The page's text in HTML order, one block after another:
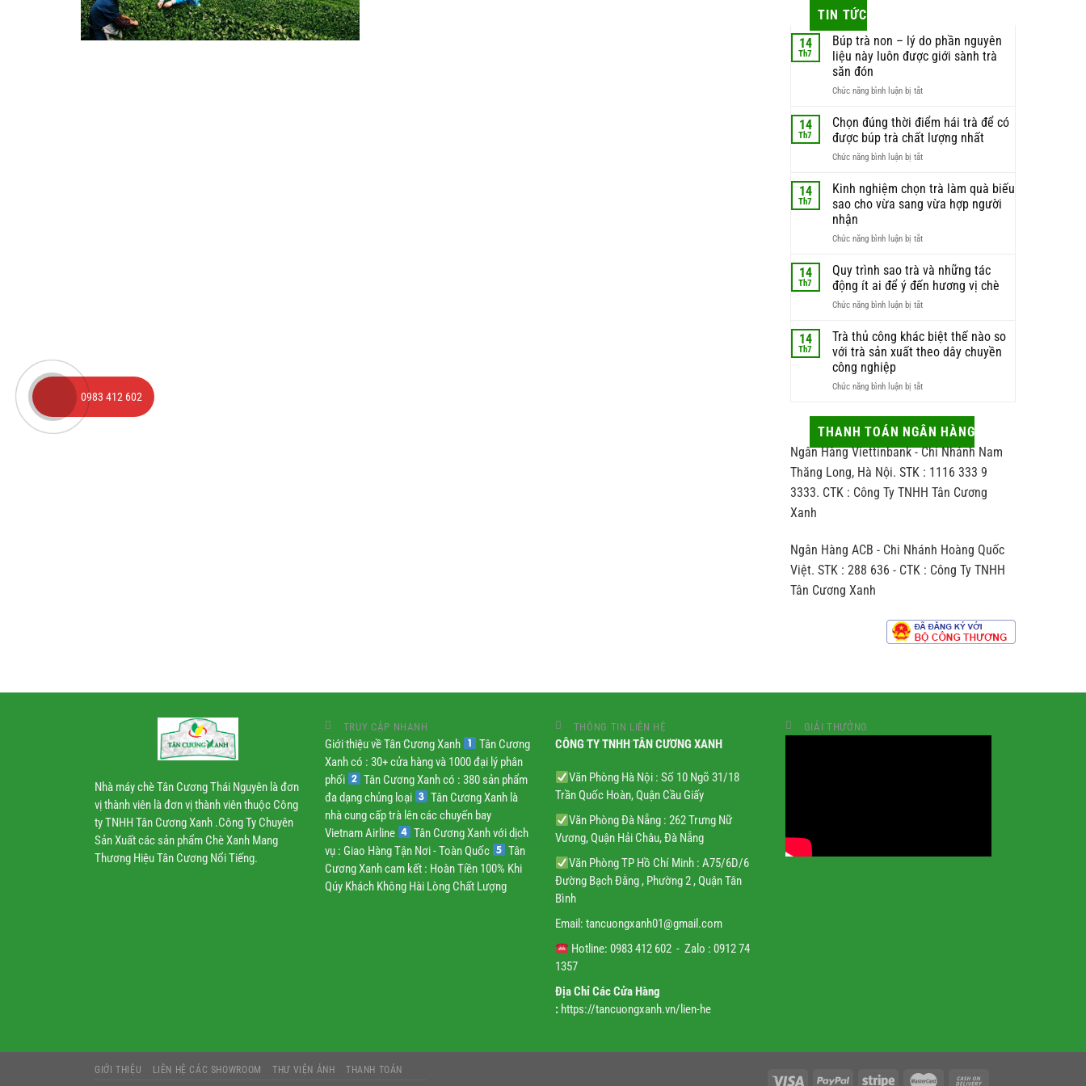
TIN TỨC
14
Th7
Búp trà non – lý do phần nguyên
liệu này luôn được giới sành trà
săn đón
Chức năng bình luận bị tắtở
trà
non
–
lý
phần
nguyên
liệu
luôn
giới
sành
săn
14
Th7
Chọn đúng thời điểm hái trà để có
được búp trà chất lượng nhất
Chức năng bình luận bị tắtở
đúng
thời
điểm
trà
có
được
trà
lượng
nhất
14
Th7
Kinh nghiệm chọn trà làm quà biếu
sao cho vừa sang vừa hợp người
nhận
Chức năng bình luận bị tắtở
nghiệm
chọn
trà
làm
biếu
sao
sang
hợp
người
14
Th7
Quy trình sao trà và những tác
động ít ai để ý đến hương vị chè
Chức năng bình luận bị tắtở
trình
sao
trà
những
động
ít
để
ý
hương
14
Th7
Trà thủ công khác biệt thế nào so
với trà sản xuất theo dây chuyền
công nghiệp
Chức năng bình luận bị tắtở
công
biệt
thế
so
xuất
theo
nghiệp
THANH TOÁN NGÂN HÀNG
Ngân Hàng Viettinbank - Chi Nhánh Nam
Thăng Long, Hà Nội. STK : 1116 333 9
3333. CTK : Công Ty TNHH Tân Cương
Xanh
Ngân Hàng ACB - Chi Nhánh Hoàng Quốc
Việt. STK : 288 636 - CTK : Công Ty TNHH
Tân Cương Xanh
Nhà máy chè Tân Cương Thái Nguyên là đơn
vị thành viên là đơn vị thành viên thuộc Công
ty TNHH Tân Cương Xanh .Công Ty Chuyên
Sản Xuất các sản phẩm Chè Xanh Mang
Thương Hiệu Tân Cương Nổi Tiếng.
TRUY CẬP NHANH
Giới thiệu về Tân Cương Xanh
Tân Cương
Xanh có : 30+ cửa hàng và 1000 đại lý phân
phối
Tân Cương Xanh có : 380 sản phẩm
đa dạng chủng loại
Tân Cương Xanh là
nhà cung cấp trà lên các chuyến bay
Vietnam Airline
Tân Cương Xanh với dịch
vụ : Giao Hàng Tận Nơi - Toàn Quốc
Tân
Cương Xanh cam kết : Hoàn Tiền 100% Khi
Qúy Khách Không Hài Lòng Chất Lượng
THÔNG TIN LIÊN HỆ
CÔNG TY TNHH TÂN CƯƠNG XANH
Văn Phòng Hà Nội : Số 10 Ngõ 31/18
Trần Quốc Hoàn, Quận Cầu Giấy
Văn Phòng Đà Nẵng : 262 Trưng Nữ
Vương, Quận Hải Châu, Đà Nẵng
Văn Phòng TP Hồ Chí Minh : A75/6D/6
Đường Bạch Đằng , Phường 2 , Quận Tân
Bình
Email: tancuongxanh01@gmail.com
Hotline: 0983 412 602 - Zalo : 0912 74
1357
Địa Chỉ Các Cửa Hàng
: https://tancuongxanh.vn/lien-he
GIẢI THƯỞNG
GIỚI THIỆU LIÊN HỆ CÁC SHOWROOM THƯ VIỆN ẢNH THANH TOÁN
0983 412 602